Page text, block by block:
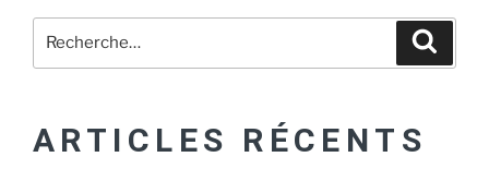
ARTICLES RÉCENTS